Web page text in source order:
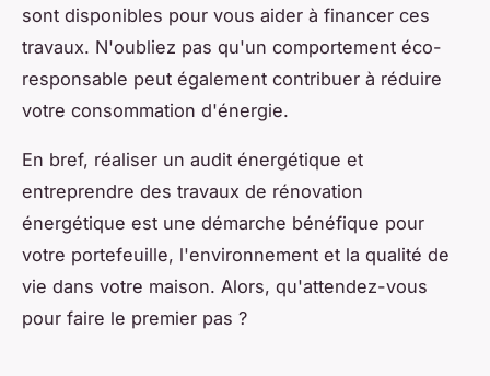
sont disponibles pour vous aider à financer ces
travaux. N'oubliez pas qu'un comportement éco-
responsable peut également contribuer à réduire
votre consommation d'énergie.
En bref, réaliser un audit énergétique et
entreprendre des travaux de rénovation
énergétique est une démarche bénéfique pour
votre portefeuille, l'environnement et la qualité de
vie dans votre maison. Alors, qu'attendez-vous
pour faire le premier pas ?